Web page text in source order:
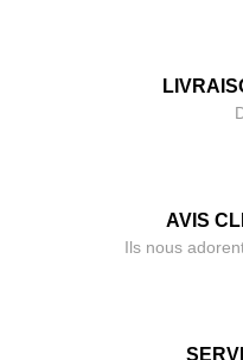
AVIS
Ils nous